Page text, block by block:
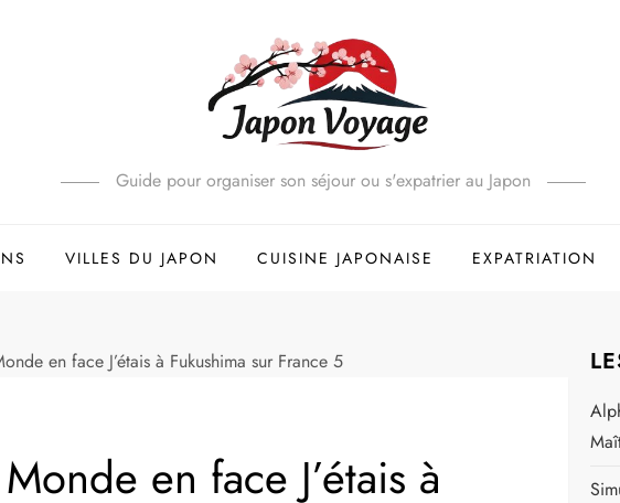
Guide pour organiser son séjour ou s'expatrier au Japon
VILLES DU JAPON CUISINE JAPONAISE EXPATRIATION
en face J’étais à Fukushima sur France 5
en face J’étais à